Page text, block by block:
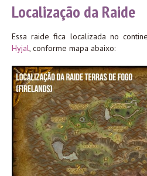
Localização da Raide
Essa raide fica localizada no
Hyjal, conforme mapa abaixo: